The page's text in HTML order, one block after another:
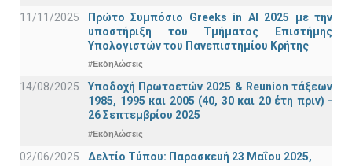
11/11/2025
Πρώτο Συμπόσιο Greeks in AI 2025 με την
υποστήριξη του Τμήματος Επιστήμης
Υπολογιστών του Πανεπιστημίου Κρήτης
#Εκδηλώσεις
14/08/2025
Υποδοχή Πρωτοετών 2025 & Reunion τάξεων
1985, 1995 και 2005 (40, 30 και 20 έτη πριν) -
26 Σεπτεμβρίου 2025
#Εκδηλώσεις
02/06/2025 Δελτίο Τύπου: Παρασκευή 23 Μαΐου 2025,